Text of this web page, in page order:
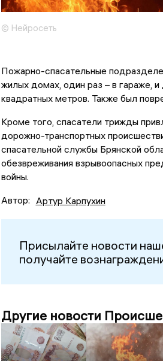
© Нейросеть
Пожарно-спасательные
жилых домах, один раз – в гараже,
квадратных метров. Также был
Кроме того, спасатели трижды
дорожно-транспортных
спасательной службы Брянской
обезвреживания взрывоопасных
войны.
Автор: Артур Карпухин
Присылайте новости
получайте
Другие новости